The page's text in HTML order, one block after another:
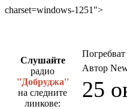
charset=windows-1251">
Слушайте
радио
''Добруджа''
на следните
линкове:
Автор
25